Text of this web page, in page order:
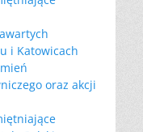
i Katowicach
oraz akcji